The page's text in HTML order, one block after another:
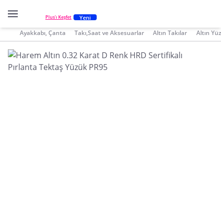
Plus'ı Keşfet Yeni
Ayakkabı, Çanta Takı,Saat ve Aksesuarlar Altın Takılar Altın